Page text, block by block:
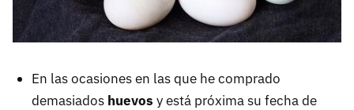
En las ocasiones en las que he comprado
demasiados huevos y está próxima su fecha de